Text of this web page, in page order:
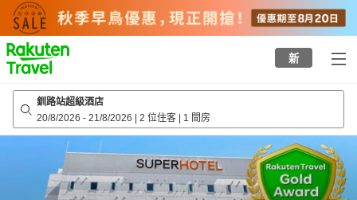
to
top
page
新
釧路站超級酒店
20/8/2026 - 21/8/2026 | 2 位住客 | 1 間房